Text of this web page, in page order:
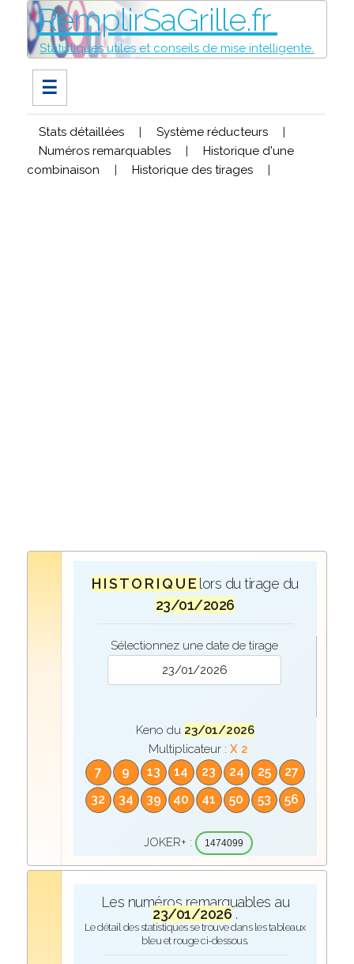
RemplirSaGrille.fr
Statistiques utiles et conseils de mise intelligente.
☰
Stats détaillées | Système réducteurs
|
Numéros remarquables
|
Historique d'une
combinaison
| Historique des tirages |
H I S T O R I Q U E lors du tirage du
23/01/2026
Sélectionnez une date de tirage
Keno du 23/01/2026
Multiplicateur : X 2
7 9 13 14 23 24 25
27
32
34 39 40 41 50 53 56
JOKER+ : 1474099
Les numéros remarquables au
23/01/2026 .
Le détail des statistiques se trouve dans les tableaux
bleu et rouge ci-dessous.